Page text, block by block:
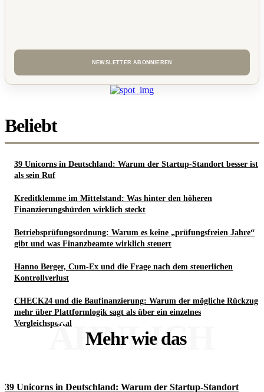
Beliebt
39 Unicorns in Deutschland: Warum der Startup-Standort besser ist
als sein Ruf
Kreditklemme im Mittelstand: Was hinter den höheren
Finanzierungshürden wirklich steckt
Betriebsprüfungsordnung: Warum es keine „prüfungsfreien Jahre“
gibt und was Finanzbeamte wirklich steuert
Hanno Berger, Cum-Ex und die Frage nach dem steuerlichen
Kontrollverlust
CHECK24 und die Baufinanzierung: Warum der mögliche Rückzug
mehr über Plattformlogik sagt als über ein einzelnes
Vergleichsportal
Mehr wie das
ÄHNLICH
39 Unicorns in Deutschland: Warum der Startup-Standort